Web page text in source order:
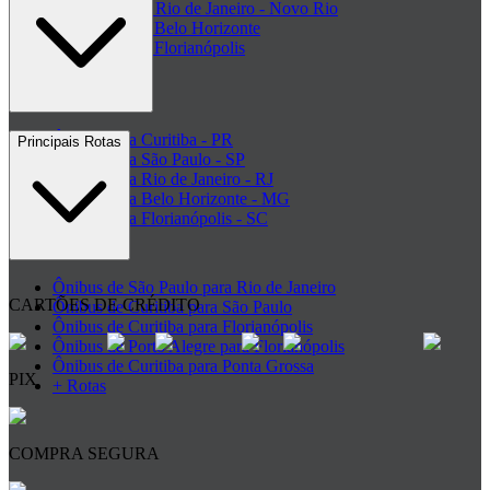
Rodoviária do Rio de Janeiro - Novo Rio
Rodoviária de Belo Horizonte
Rodoviária de Florianópolis
+ Rodoviárias
Ônibus para Curitiba - PR
Ônibus para São Paulo - SP
Ônibus para Rio de Janeiro - RJ
Ônibus para Belo Horizonte - MG
Ônibus para Florianópolis - SC
Principais Rotas
Ônibus de São Paulo para Rio de Janeiro
Ônibus de Curitiba para São Paulo
Ônibus de Curitiba para Florianópolis
Ônibus de Porto Alegre para Florianópolis
Ônibus de Curitiba para Ponta Grossa
+ Rotas
CARTÕES DE CRÉDITO
PIX
COMPRA SEGURA